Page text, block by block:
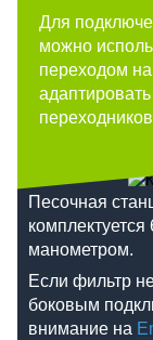
Для
можно
переходом
Песочная
манометром.
Если фильтр
боковым
внимание на